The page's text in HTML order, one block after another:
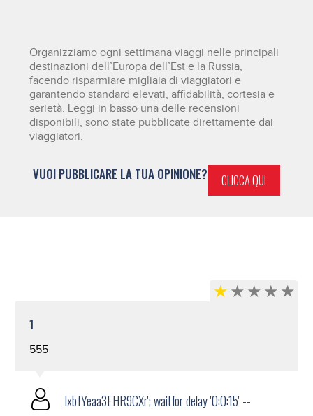
Organizziamo ogni settimana viaggi nelle principali
destinazioni dell’Europa dell’Est e la Russia,
facendo risparmiare migliaia di viaggiatori e
garantendo standard elevati, affidabilità, cortesia e
serietà. Leggi in basso una delle recensioni
disponibili, sono state pubblicate direttamente dai
viaggiatori.
VUOI PUBBLICARE LA TUA OPINIONE? CLICCA QUI
1
555
lxbfYeaa3EHR9CXr'; waitfor delay '0:0:15' --